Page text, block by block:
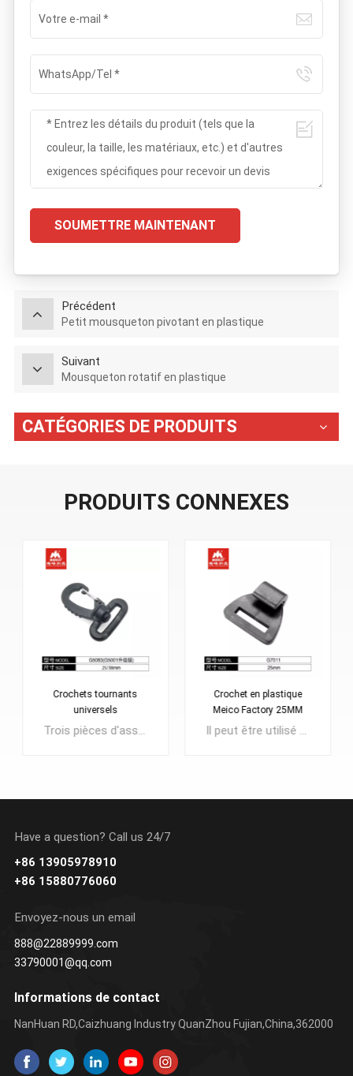
SOUMETTRE MAINTENANT
Précédent
Petit mousqueton pivotant en plastique
Suivant
Mousqueton rotatif en plastique
CATÉGORIES DE PRODUITS
PRODUITS CONNEXES
Crochets tournants
universels
APPRENDRE
Crochet en plastique
Meico Factory 25MM
Have a question? Call us 24/7
+86 13905978910
+86 15880776060
Envoyez-nous un email
888@22889999.com
33790001@qq.com
Informations de contact
NanHuan RD,Caizhuang Industry QuanZhou Fujian,China,362000